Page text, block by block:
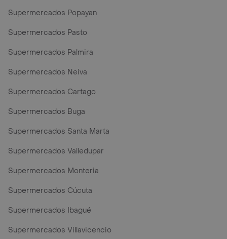
Supermercados Popayan
Supermercados Pasto
Supermercados Palmira
Supermercados Neiva
Supermercados Cartago
Supermercados Buga
Supermercados Santa Marta
Supermercados Valledupar
Supermercados Monteria
Supermercados Cúcuta
Supermercados Ibagué
Supermercados Villavicencio